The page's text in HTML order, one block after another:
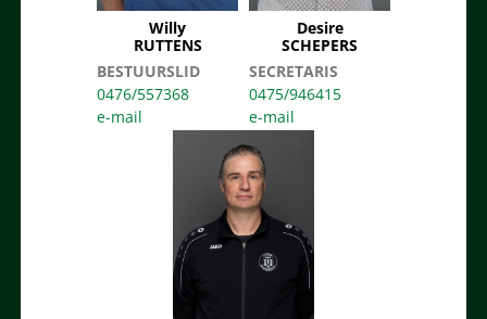
Willy
RUTTENS
BESTUURSLID
0476/557368
Desire
SCHEPERS
SECRETARIS
0475/946415